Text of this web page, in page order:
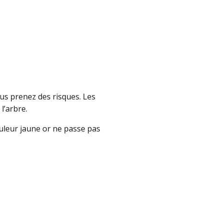
prenez des risques. Les
jaune or ne passe pas